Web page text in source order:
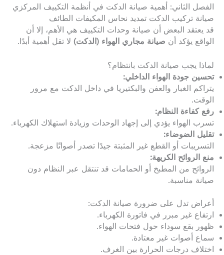
الفصل الثاني: أهمية صيانة الدكت في أنظمة التكييف المركزي
صيانة تركيب الدكت تمديد نحاس المكيفات الطائف
قد يعتقد البعض أن صيانة وحدات التكييف هي الأهم، إلا أن
الواقع يؤكد أن صيانة مجاري الهواء (الدكت) لا تقل أهمية أبدًا.
لماذا يجب صيانة الدكت بانتظام؟
تحسين جودة الهواء الداخلي:
يتراكم الغبار والعفن والبكتيريا في داخل الدكت مع مرور
الوقت.
رفع كفاءة النظام:
تسرب الهواء يؤدي إلى إجهاد الوحدات وزيادة استهلاك الكهرباء.
تقليل الضوضاء:
التسريبات أو القطع غير المثبتة جيدًا تصدر أصواتًا مزعجة.
منع الروائح الكريهة:
الروائح من المطبخ أو الحمامات قد تنتقل عبر النظام دون
صيانة مناسبة.
أعراض تدل على ضرورة صيانة الدكت:
ارتفاع غير مبرر في فاتورة الكهرباء.
ظهور بقع سوداء حول فتحات الهواء.
سماع أصوات غير معتادة.
اختلاف درجات الحرارة بين الغرف.